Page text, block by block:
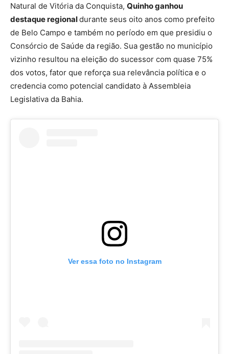
Natural de Vitória da Conquista, Quinho ganhou
destaque regionaldurante seus oito anos como prefeito
de Belo Campo e também no período em que presidiu o
Consórcio de Saúde da região. Sua gestão no município
vizinho resultou na eleição do sucessor com quase 75%
dos votos, fator que reforça sua relevância política e o
credencia como potencial candidato à Assembleia
Legislativa da Bahia.
Ver essa foto no Instagram